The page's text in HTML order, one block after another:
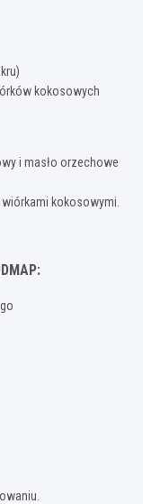
kokosowych
i masło orzechowe
kokosowymi.